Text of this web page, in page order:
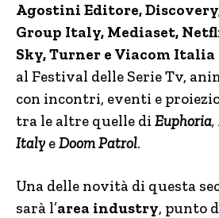
Agostini Editore,
Group Italy, Mediaset,
Sky, Turner e Viacom Italia
al Festival delle Serie Tv,
con incontri, eventi e
tra le altre quelle di Euphoria,
Italy eDoom Patrol.
Una delle novità di questa
sarà l’area industry, punto